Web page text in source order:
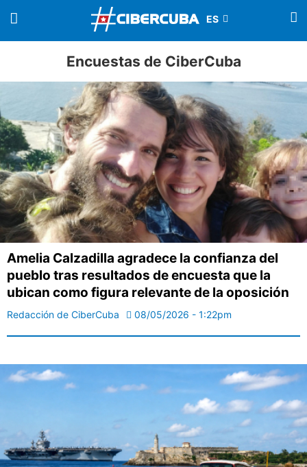
Encuestas de CiberCuba
Amelia Calzadilla agradece la confianza del
pueblo tras resultados de encuesta que la
ubican como figura relevante de la oposición
Redacción de CiberCuba 08/05/2026 - 1:22pm